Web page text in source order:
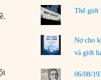
tròn thân cận của
29/07/2026
Thế giới
Nợ cho
và giới
06/08/